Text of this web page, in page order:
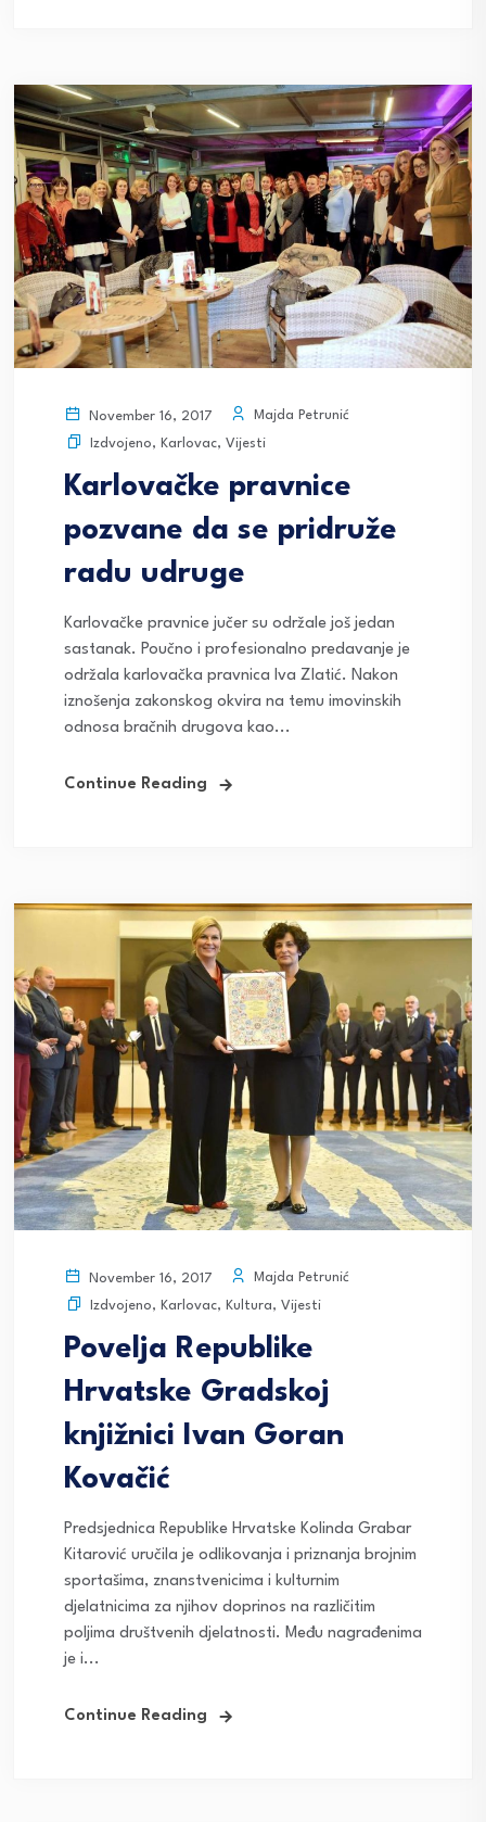
November 16, 2017
Majda Petrunić
Izdvojeno, Karlovac, Vijesti
Karlovačke pravnice
pozvane da se pridruže
radu udruge
Karlovačke pravnice jučer su održale još jedan
sastanak. Poučno i profesionalno predavanje je
održala karlovačka pravnica Iva Zlatić. Nakon
iznošenja zakonskog okvira na temu imovinskih
odnosa bračnih drugova kao...
Continue Reading
November 16, 2017
Majda Petrunić
Izdvojeno, Karlovac, Kultura, Vijesti
Povelja Republike
Hrvatske Gradskoj
knjižnici Ivan Goran
Kovačić
Predsjednica Republike Hrvatske Kolinda Grabar
Kitarović uručila je odlikovanja i priznanja brojnim
sportašima, znanstvenicima i kulturnim
djelatnicima za njihov doprinos na različitim
poljima društvenih djelatnosti. Među nagrađenima
je i...
Continue Reading